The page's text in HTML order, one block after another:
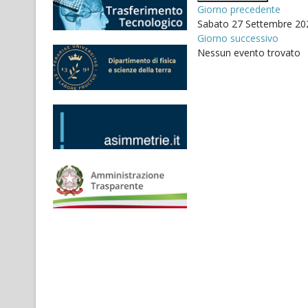
Giorno precedente
Sabato 27 Settembre
Giorno successivo
Nessun evento trovato